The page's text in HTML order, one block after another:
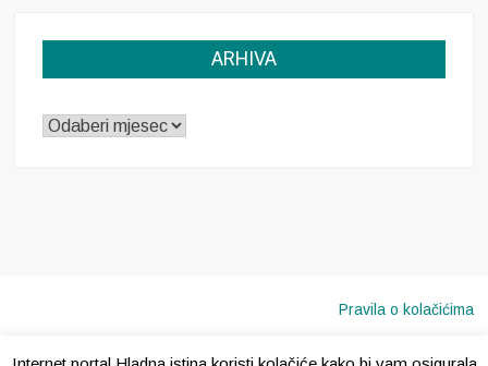
ARHIVA
ARHIVA
Pravila o kolačićima